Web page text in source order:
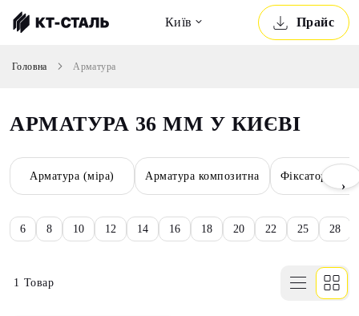
Прайс
Київ
Головна Арматура
АРМАТУРА 36 ММ У КИЄВІ
Арматура (міра) Арматура композитна Фіксатори для
›
6 8 10 12 14 16 18 20 22 25 28
1 Товар